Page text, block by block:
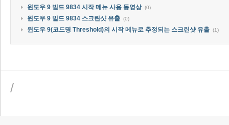
윈도우 9 빌드 9834 시작 메뉴 사용 동영상 (0)
윈도우 9 빌드 9834 스크린샷 유출 (0)
윈도우 9(코드명 Threshold)의 시작 메뉴로 추정되는 스크린샷 유출 (1)
/